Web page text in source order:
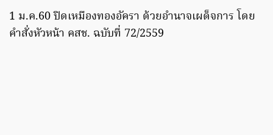
1 ม.ค.60 ปิดเหมืองทองอัครา ด้วยอำนาจเผด็จการ โดย
คำสั่งหัวหน้า คสช. ฉบับที่ 72/2559